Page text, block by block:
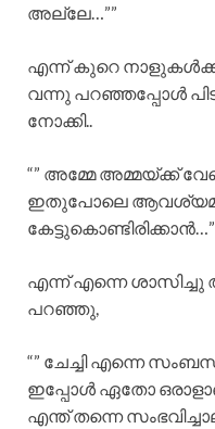
അല്ലേ…””
എന്ന് കുറെ നാളുകൾക്ക്
വന്നു പറഞ്ഞപ്പോൾ
നോക്കി..
“” അമ്മേ അമ്മയ്ക്ക്
ഇതുപോലെ
എന്ന് എന്നെ
പറഞ്ഞു,
“” ചേച്ചി എന്നെ
ഇപ്പോൾ ഏതോ
എന്ത് തന്നെ